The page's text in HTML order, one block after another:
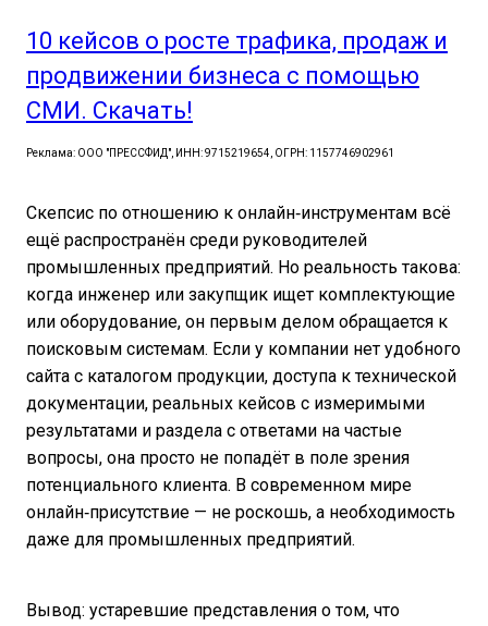
10 кейсов о росте трафика, продаж и
продвижении бизнеса с помощью
СМИ. Скачать!
Реклама: ООО "ПРЕССФИД", ИНН: 9715219654, ОГРН: 1157746902961
Скепсис по отношению к онлайн‑инструментам всё
ещё распространён среди руководителей
промышленных предприятий. Но реальность такова:
когда инженер или закупщик ищет комплектующие
или оборудование, он первым делом обращается к
поисковым системам. Если у компании нет удобного
сайта с каталогом продукции, доступа к технической
документации, реальных кейсов с измеримыми
результатами и раздела с ответами на частые
вопросы, она просто не попадёт в поле зрения
потенциального клиента. В современном мире
онлайн‑присутствие — не роскошь, а необходимость
даже для промышленных предприятий.
Вывод: устаревшие представления о том, что